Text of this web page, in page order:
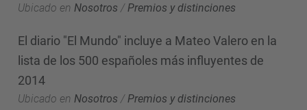
Ubicado en Nosotros / Premios y distinciones
El diario "El Mundo" incluye a Mateo Valero en la
lista de los 500 españoles más influyentes de
2014
Ubicado en Nosotros /Premios y distinciones